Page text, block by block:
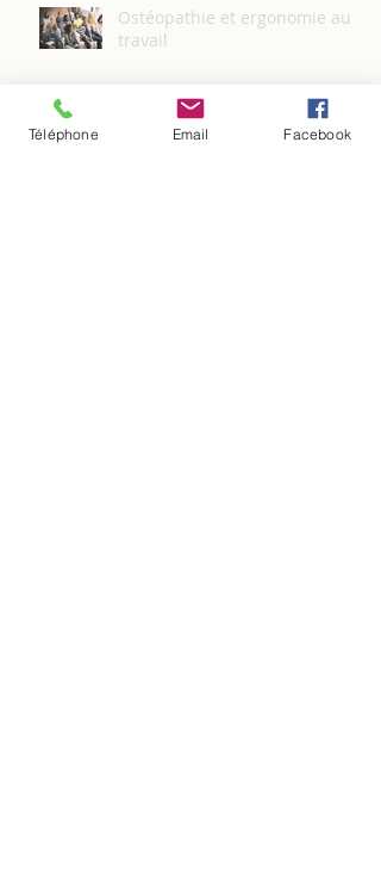
Ostéopathie et ergonomie au
travail
Téléphone Email Facebook